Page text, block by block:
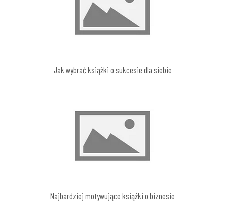
Jak wybrać książki o sukcesie dla siebie
Najbardziej motywujące książki o biznesie